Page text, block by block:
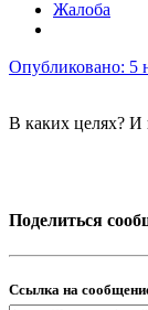
Жалоба
Опубликовано: 5
В каких целях? И
Поделиться
Ссылка на